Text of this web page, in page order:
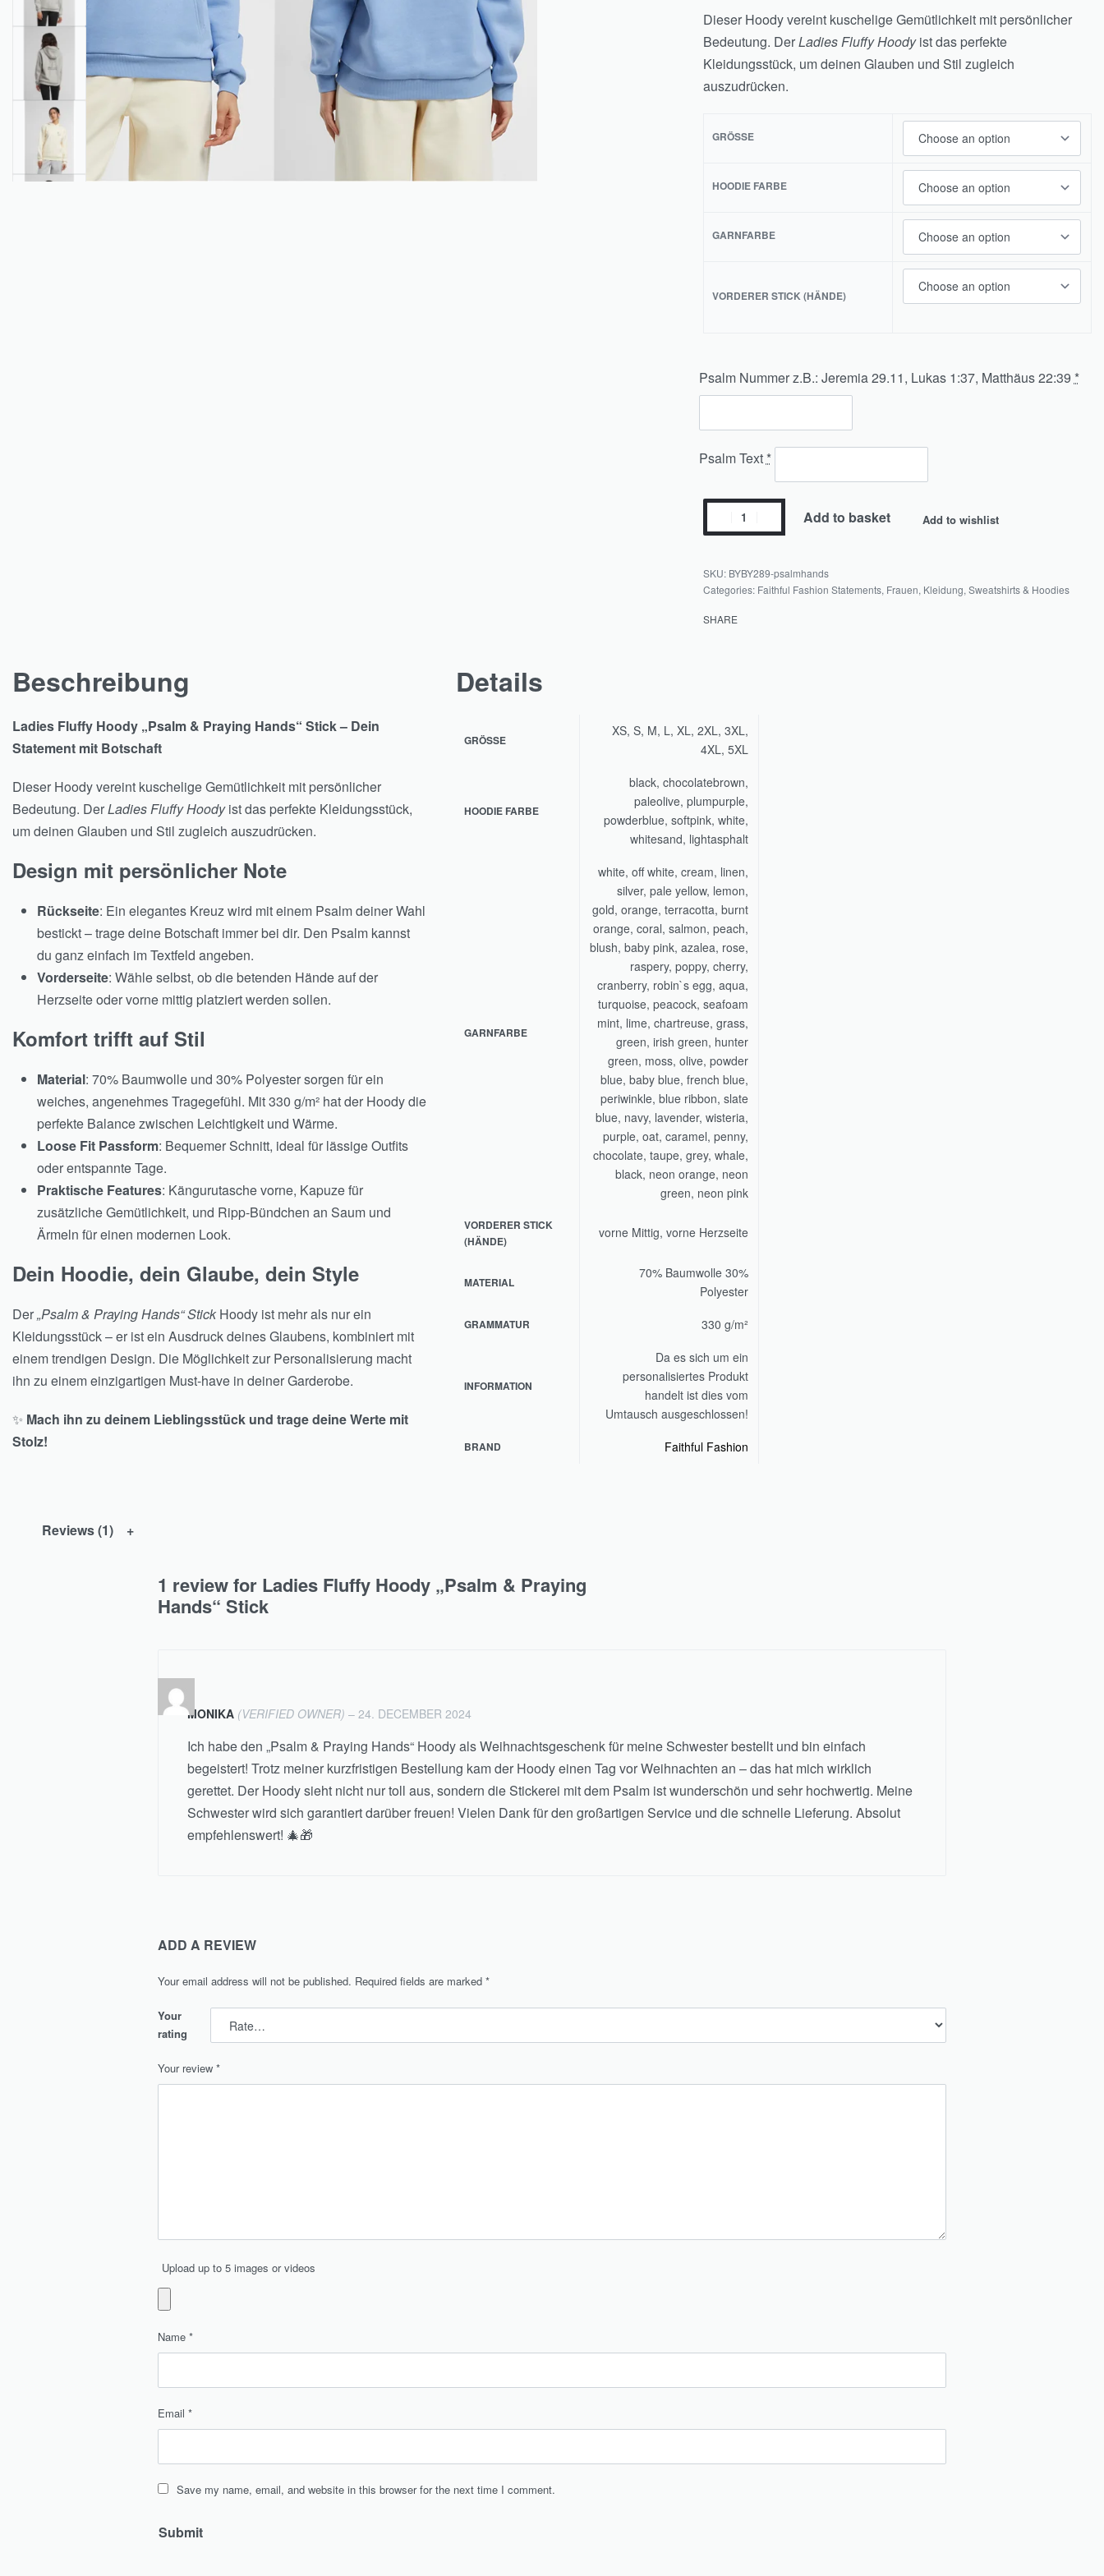
Dieser Hoody vereint kuschelige Gemütlichkeit mit persönlicher
Bedeutung. DerLadies Fluffy Hoodyist das perfekte
Kleidungsstück, um deinen Glauben und Stil zugleich
auszudrücken.
GRÖSSE
HOODIE FARBE
GARNFARBE
VORDERER STICK (HÄNDE)
Psalm Nummer z.B.: Jeremia 29.11, Lukas 1:37, Matthäus 22:39 *
Psalm Text *
Add to basket Add to wishlist
BYBY289-psalmhands
Categories: Faithful Fashion Statements, Frauen, Kleidung, Sweatshirts & Hoodies
SHARE
Beschreibung
Ladies Fluffy Hoody „Psalm & Praying Hands“ Stick – Dein
Statement mit Botschaft
Dieser Hoody vereint kuschelige Gemütlichkeit mit persönlicher
Bedeutung. DerLadies Fluffy Hoodyist das perfekte Kleidungsstück,
um deinen Glauben und Stil zugleich auszudrücken.
Design mit persönlicher Note
Rückseite: Ein elegantes Kreuz wird mit einem Psalm deiner Wahl
bestickt – trage deine Botschaft immer bei dir. Den Psalm kannst
du ganz einfach im Textfeld angeben.
Vorderseite: Wähle selbst, ob die betenden Hände auf der
Herzseite oder vorne mittig platziert werden sollen.
Komfort trifft auf Stil
Material: 70% Baumwolle und 30% Polyester sorgen für ein
weiches, angenehmes Tragegefühl. Mit 330 g/m² hat der Hoody die
perfekte Balance zwischen Leichtigkeit und Wärme.
Loose Fit Passform: Bequemer Schnitt, ideal für lässige Outfits
oder entspannte Tage.
Praktische Features: Kängurutasche vorne, Kapuze für
zusätzliche Gemütlichkeit, und Ripp-Bündchen an Saum und
Ärmeln für einen modernen Look.
Dein Hoodie, dein Glaube, dein Style
Der„Psalm & Praying Hands“ StickHoody ist mehr als nur ein
Kleidungsstück – er ist ein Ausdruck deines Glaubens, kombiniert mit
einem trendigen Design. Die Möglichkeit zur Personalisierung macht
ihn zu einem einzigartigen Must-have in deiner Garderobe.
✨ Mach ihn zu deinem Lieblingsstück und trage deine Werte mit
Stolz!
Details
GRÖSSE
XS, S, M, L, XL, 2XL, 3XL,
4XL, 5XL
HOODIE FARBE
black, chocolatebrown,
paleolive, plumpurple,
powderblue, softpink, white,
whitesand, lightasphalt
GARNFARBE
white, off white, cream, linen,
silver, pale yellow, lemon,
gold, orange, terracotta, burnt
orange, coral, salmon, peach,
blush, baby pink, azalea, rose,
raspery, poppy, cherry,
cranberry, robin`s egg, aqua,
turquoise, peacock, seafoam
mint, lime, chartreuse, grass,
green, irish green, hunter
green, moss, olive, powder
blue, baby blue, french blue,
periwinkle, blue ribbon, slate
blue, navy, lavender, wisteria,
purple, oat, caramel, penny,
chocolate, taupe, grey, whale,
black, neon orange, neon
green, neon pink
VORDERER STICK
(HÄNDE)
vorne Mittig, vorne Herzseite
MATERIAL
70% Baumwolle 30%
Polyester
GRAMMATUR 330 g/m²
INFORMATION
Da es sich um ein
personalisiertes Produkt
handelt ist dies vom
Umtausch ausgeschlossen!
BRAND Faithful Fashion
Reviews (1)
1 review for Ladies Fluffy Hoody „Psalm & Praying
Hands“ Stick
MONIKA (VERIFIED OWNER) – 24. DECEMBER 2024
Ich habe den „Psalm & Praying Hands“ Hoody als Weihnachtsgeschenk für meine Schwester bestellt und bin einfach
begeistert! Trotz meiner kurzfristigen Bestellung kam der Hoody einen Tag vor Weihnachten an – das hat mich wirklich
gerettet. Der Hoody sieht nicht nur toll aus, sondern die Stickerei mit dem Psalm ist wunderschön und sehr hochwertig. Meine
Schwester wird sich garantiert darüber freuen! Vielen Dank für den großartigen Service und die schnelle Lieferung. Absolut
empfehlenswert! 🎄🎁
ADD A REVIEW
Your email address will not be published. Required fields are marked *
Your
rating
Your review *
Upload up to 5 images or videos
Name *
Email *
Save my name, email, and website in this browser for the next time I comment.
Pinterest
Facebook
TikTok